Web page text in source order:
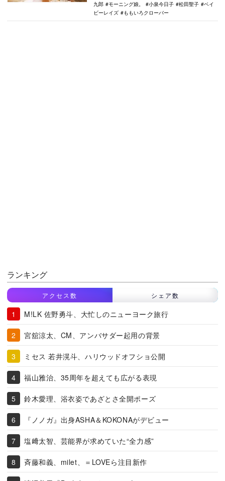
九郎
モーニング娘。 小泉今日子 松田聖子
ベイ
ビーレイズ
ももいろクローバー
ランキング
アクセス数 シェア数
M!LK 佐野勇斗、大忙しのニューヨーク旅行
宮舘涼太、CM、アンバサダー起用の背景
ミセス 若井滉斗、ハリウッドオフショ公開
福山雅治、35周年を超えても広がる表現
鈴木愛理、浴衣姿であざとさ全開ポーズ
『ノノガ』出身ASHA＆KOKONAがデビュー
塩﨑太智、芸能界が求めていた“全力感”
斉藤和義、milet、＝LOVEら注目新作